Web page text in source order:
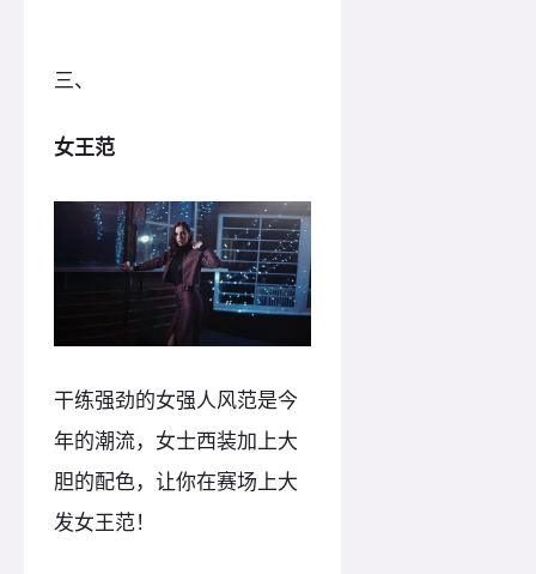
三、
女王范
干练强劲的女强人风范是今
年的潮流，女士西装加上大
胆的配色，让你在赛场上大
发女王范！